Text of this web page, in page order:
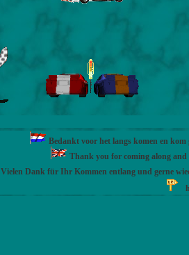
Bedankt voor het langs komen en
Thank you for coming along and
Vielen Dank für Ihr Kommen entlang und gerne